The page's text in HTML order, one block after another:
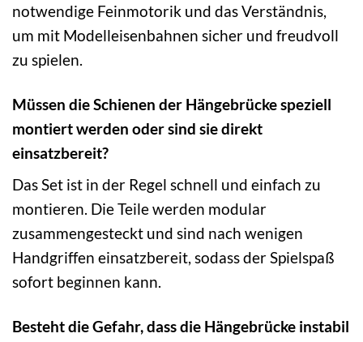
notwendige Feinmotorik und das Verständnis,
um mit Modelleisenbahnen sicher und freudvoll
zu spielen.
Müssen die Schienen der Hängebrücke speziell
montiert werden oder sind sie direkt
einsatzbereit?
Das Set ist in der Regel schnell und einfach zu
montieren. Die Teile werden modular
zusammengesteckt und sind nach wenigen
Handgriffen einsatzbereit, sodass der Spielspaß
sofort beginnen kann.
Besteht die Gefahr, dass die Hängebrücke instabil